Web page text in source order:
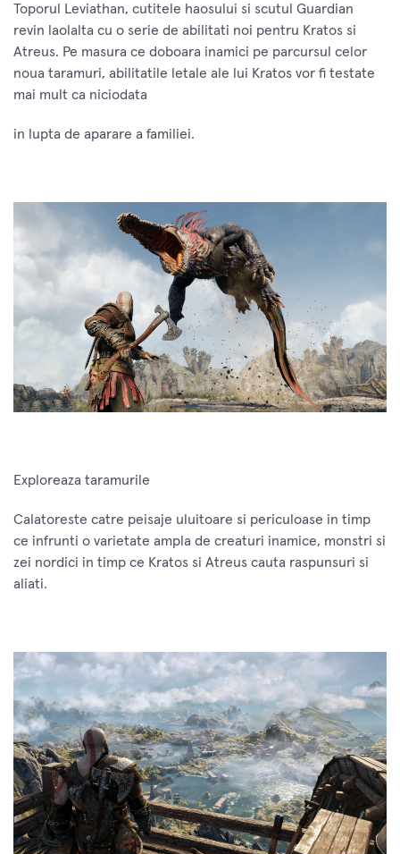
Toporul Leviathan, cutitele haosului si scutul Guardian
revin laolalta cu o serie de abilitati noi pentru Kratos si
Atreus. Pe masura ce doboara inamici pe parcursul celor
noua taramuri, abilitatile letale ale lui Kratos vor fi testate
mai mult ca niciodata
in lupta de aparare a familiei.
Exploreaza taramurile
Calatoreste catre peisaje uluitoare si periculoase in timp
ce infrunti o varietate ampla de creaturi inamice, monstri si
zei nordici in timp ce Kratos si Atreus cauta raspunsuri si
aliati.